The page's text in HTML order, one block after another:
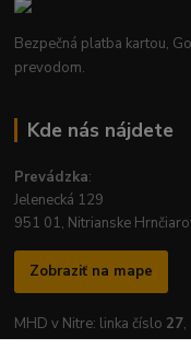
Bezpečná platba kartou,
prevodom.
Kde nás nájdete
Prevádzka:
Jelenecká 129
951 01, Nitrianske
Zobraziť na mape
MHD v Nitre: linka číslo 27